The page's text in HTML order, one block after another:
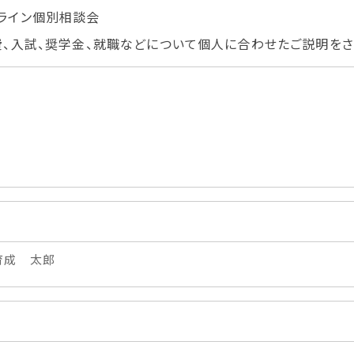
Student)
イン個別相談会
入試、奨学金、就職などについて個人に合わせたご説明を
成 太郎